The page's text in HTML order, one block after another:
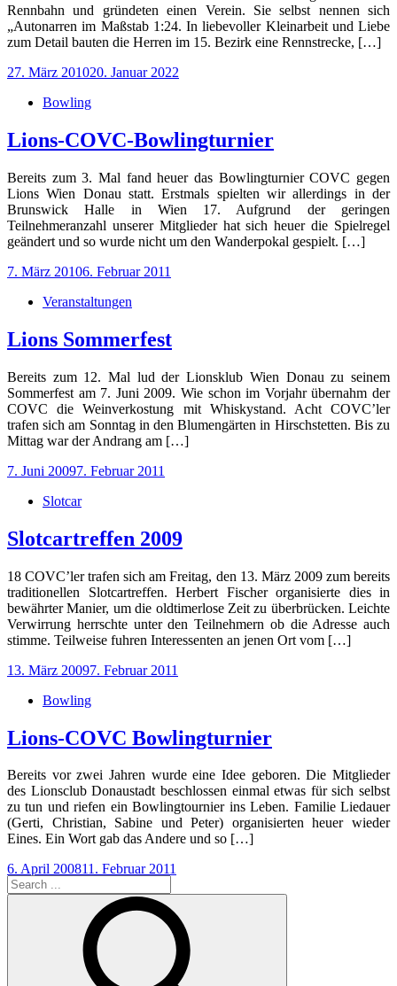
Rennbahn und gründeten einen Verein. Sie selbst nennen sich
„Autonarren im Maßstab 1:24. In liebevoller Kleinarbeit und Liebe
zum Detail bauten die Herren im 15. Bezirk eine Rennstrecke, […]
Posted
27. März 201020. Januar 2022
Bowling
Lions-COVC-Bowlingturnier
Bereits zum 3. Mal fand heuer das Bowlingturnier COVC gegen
Lions Wien Donau statt. Erstmals spielten wir allerdings in der
Brunswick Halle in Wien 17. Aufgrund der geringen
Teilnehmeranzahl unserer Mitglieder hat sich heuer die Spielregel
geändert und so wurde nicht um den Wanderpokal gespielt. […]
Posted
7. März 20106. Februar 2011
Veranstaltungen
Lions Sommerfest
Bereits zum 12. Mal lud der Lionsklub Wien Donau zu seinem
Sommerfest am 7. Juni 2009. Wie schon im Vorjahr übernahm der
COVC die Weinverkostung mit Whiskystand. Acht COVC’ler
trafen sich am Sonntag in den Blumengärten in Hirschstetten. Bis zu
Mittag war der Andrang am […]
Posted
7. Juni 20097. Februar 2011
Slotcar
Slotcartreffen 2009
18 COVC’ler trafen sich am Freitag, den 13. März 2009 zum bereits
traditionellen Slotcartreffen. Herbert Fischer organisierte dies in
bewährter Manier, um die oldtimerlose Zeit zu überbrücken. Leichte
Verwirrung herrschte unter den Teilnehmern ob die Adresse auch
stimme. Teilweise fuhren Interessenten an jenen Ort vom […]
Posted
13. März 20097. Februar 2011
Bowling
Lions-COVC Bowlingturnier
Bereits vor zwei Jahren wurde eine Idee geboren. Die Mitglieder
des Lionsclub Donaustadt beschlossen einmal etwas für sich selbst
zu tun und riefen ein Bowlingtournier ins Leben. Familie Liedauer
(Gerti, Christian, Sabine und Peter) organisierten heuer wieder
Eines. Ein Wort gab das Andere und so […]
Posted
on
6. April 200811. Februar 2011
Seitennummerierung
Beiträge
1 2 Nächste
Search
for: